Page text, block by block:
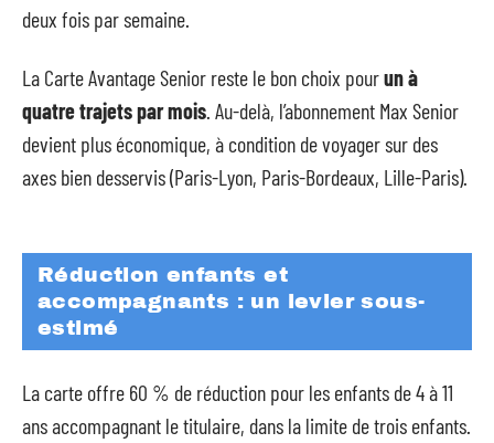
deux fois par semaine.
La Carte Avantage Senior reste le bon choix pourun à
quatre trajets par mois . Au-delà, l’abonnement Max Senior
devient plus économique, à condition de voyager sur des
axes bien desservis (Paris-Lyon, Paris-Bordeaux, Lille-Paris).
Réduction enfants et
accompagnants : un levier sous-
estimé
La carte offre 60 % de réduction pour les enfants de 4 à 11
ans accompagnant le titulaire, dans la limite de trois enfants.